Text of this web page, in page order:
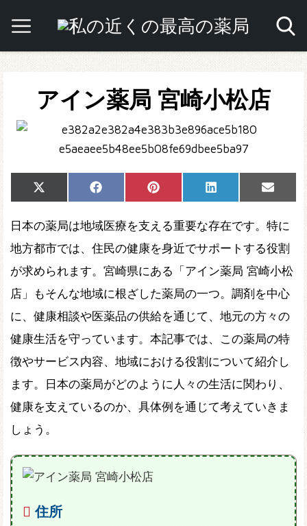
アイン薬局 宮崎小松店
Share
on
X
(Twitter)
Share
on
Facebook Share
on
Pinterest Share
on
LinkedIn
Share
on
Email
日本の薬局は地域医療を支える重要な存在です。特に
地方都市では、住民の健康を身近でサポートする役割
が求められます。宮崎県にある「アイン薬局 宮崎小松
店」もそんな地域に根ざした薬局の一つ。調剤を中心
に、健康相談や医薬品の供給を通じて、地元の方々の
健康生活を守っています。本記事では、この薬局の特
徴やサービス内容、地域における役割について紹介し
ます。日本の薬局がどのように人々の生活に関わり、
健康を支えているのか、具体例を通じて考えていきま
しょう。
住所